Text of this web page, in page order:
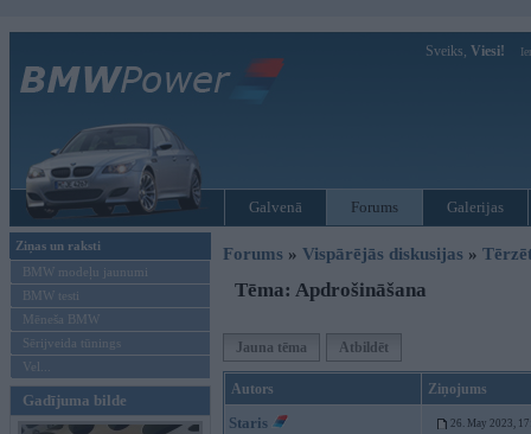
Sveiks, Viesi!
Galvenā Forums Galerijas
Ziņas un raksti
BMW modeļu jaunumi
BMW testi
Mēneša BMW
Sērijveida tūnings
Vel...
Gadījuma bilde
Forums » Vispārējās diskusijas »
Tēma: Apdrošināšana
Jauna tēma Atbildēt
Autors Ziņojums
Staris 26. May 2023,